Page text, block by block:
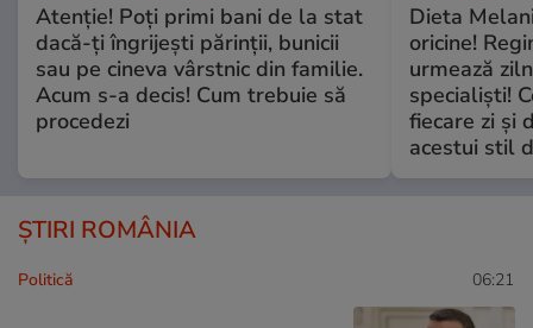
Atenție! Poți primi bani de la stat
dacă-ți îngrijești părinții, bunicii
sau pe cineva vârstnic din familie.
Acum s-a decis! Cum trebuie să
procedezi
Dieta
oricine!
urmează
specialiști!
fiecare zi și
acestui stil
ȘTIRI ROMÂNIA
Politică 06:21